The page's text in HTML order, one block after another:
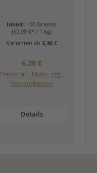
spitze)
Inhalt: 100 Gramm
(62,00 €* / 1 kg)
Varianten ab 3,30 €
Regulärer Preis:
6,20 €
Preise inkl. MwSt. zzgl.
Versandkosten
Details